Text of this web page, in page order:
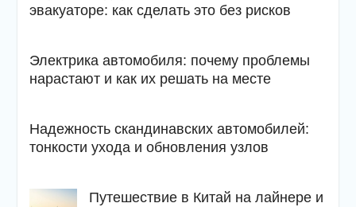
эвакуаторе: как сделать это без рисков
Электрика автомобиля: почему проблемы
нарастают и как их решать на месте
Надежность скандинавских автомобилей:
тонкости ухода и обновления узлов
Путешествие в Китай на лайнере и